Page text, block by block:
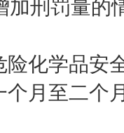
化学品安
月至二个